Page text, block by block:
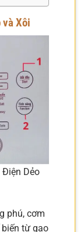
và Xôi
Điện Dẻo
phú, cơm
từ gạo